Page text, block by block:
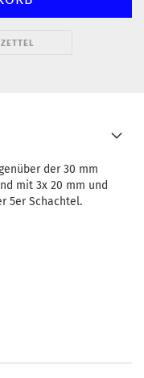
der 30 mm
mit 3x 20 mm und
5er Schachtel.